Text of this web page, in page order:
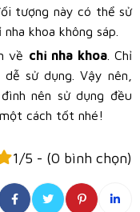
tượng này có thể sử
khoa không sáp.
về chỉ nha khoa. Chỉ
sử dụng. Vậy nên,
nên sử dụng đều
cách tốt nhé!
1/5 - (0 bình chọn)